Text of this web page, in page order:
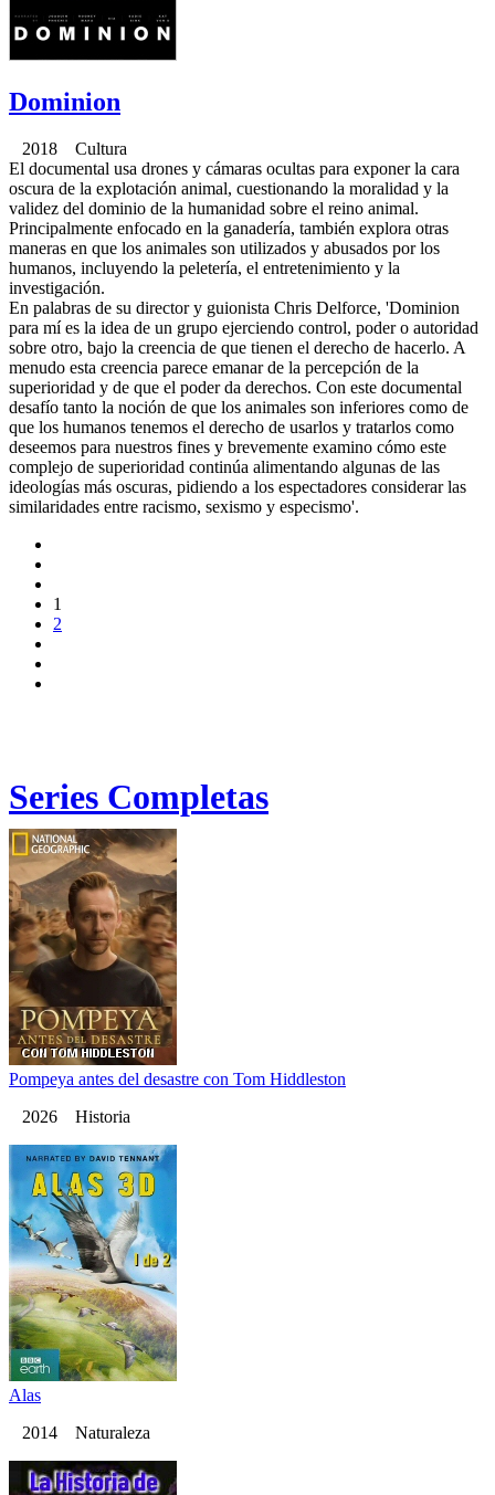
Dominion
2018 Cultura
El documental usa drones y cámaras ocultas para exponer la cara
oscura de la explotación animal, cuestionando la moralidad y la
validez del dominio de la humanidad sobre el reino animal.
Principalmente enfocado en la ganadería, también explora otras
maneras en que los animales son utilizados y abusados por los
humanos, incluyendo la peletería, el entretenimiento y la
investigación.
En palabras de su director y guionista Chris Delforce, 'Dominion
para mí es la idea de un grupo ejerciendo control, poder o autoridad
sobre otro, bajo la creencia de que tienen el derecho de hacerlo. A
menudo esta creencia parece emanar de la percepción de la
superioridad y de que el poder da derechos. Con este documental
desafío tanto la noción de que los animales son inferiores como de
que los humanos tenemos el derecho de usarlos y tratarlos como
deseemos para nuestros fines y brevemente examino cómo este
complejo de superioridad continúa alimentando algunas de las
ideologías más oscuras, pidiendo a los espectadores considerar las
similaridades entre racismo, sexismo y especismo'.
1
2
Series Completas
Pompeya antes del desastre con Tom Hiddleston
2026 Historia
Alas
2014 Naturaleza